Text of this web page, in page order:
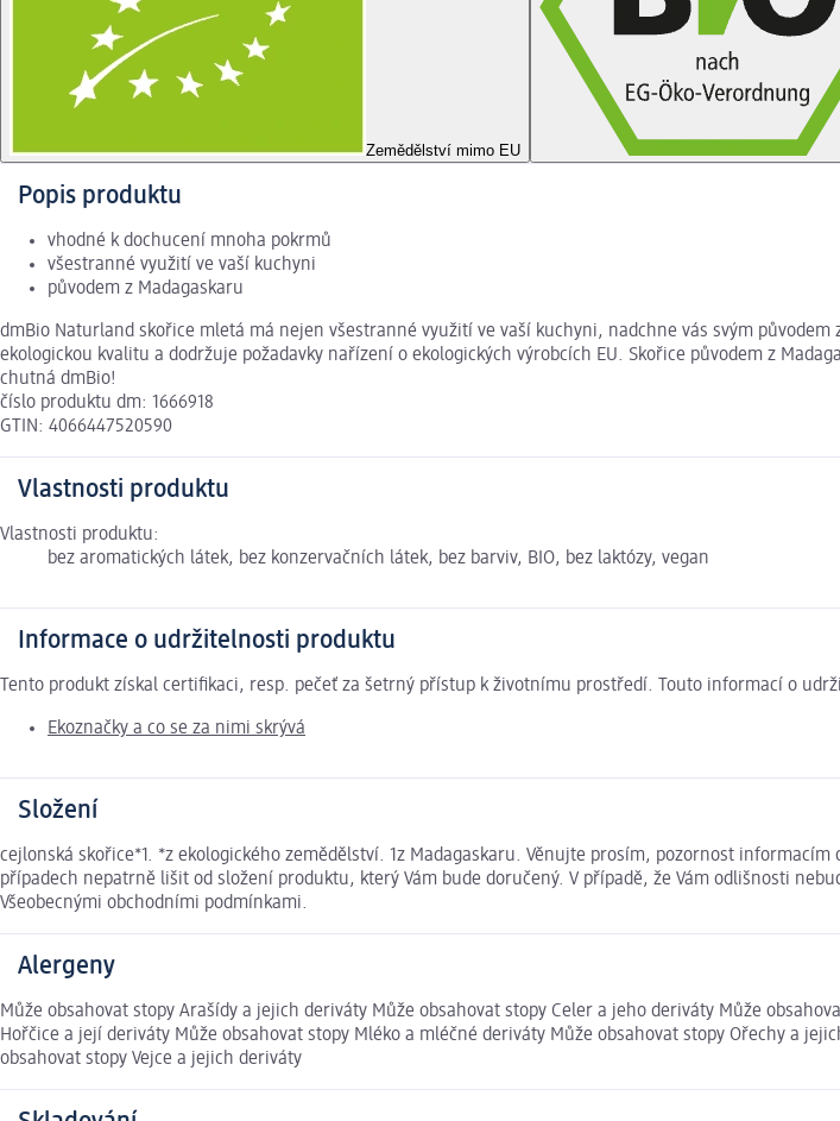
Zemědělství mimo EU
Popis produktu
vhodné k dochucení mnoha pokrmů
všestranné využití ve vaší kuchyni
původem z Madagaskaru
dmBio Naturland skořice mletá má nejen všestranné využití ve vaší kuchyni, nadchne vás svým
ekologickou kvalitu a dodržuje požadavky nařízení o ekologických výrobcích EU. Skořice původem z
chutná dmBio!
číslo produktu dm: 1666918
GTIN: 4066447520590
Vlastnosti produktu
Vlastnosti produktu:
bez aromatických látek, bez konzervačních látek, bez barviv, BIO, bez laktózy, vegan
Informace o udržitelnosti produktu
Tento produkt získal certifikaci, resp. pečeť za šetrný přístup k životnímu prostředí. Touto informací o
Ekoznačky a co se za nimi skrývá
Složení
cejlonská skořice*1. *z ekologického zemědělství. 1z Madagaskaru. Věnujte prosím, pozornost
případech nepatrně lišit od složení produktu, který Vám bude doručený. V případě, že Vám odlišnosti
Všeobecnými obchodními podmínkami.
Alergeny
Může obsahovat stopy Arašídy a jejich deriváty Může obsahovat stopy Celer a jeho deriváty Může
Hořčice a její deriváty Může obsahovat stopy Mléko a mléčné deriváty Může obsahovat stopy Ořechy a
obsahovat stopy Vejce a jejich deriváty